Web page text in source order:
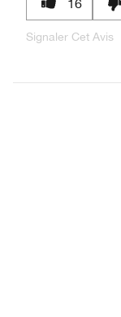
Signaler Cet Avis